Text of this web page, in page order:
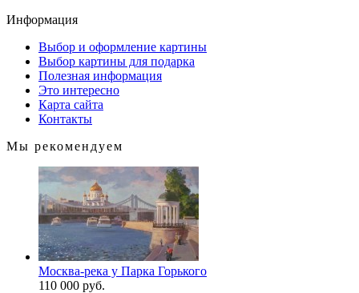
Информация
Выбор и оформление картины
Выбор картины для подарка
Полезная информация
Это интересно
Карта сайта
Контакты
Мы рекомендуем
Москва-река у Парка Горького
110 000 руб.